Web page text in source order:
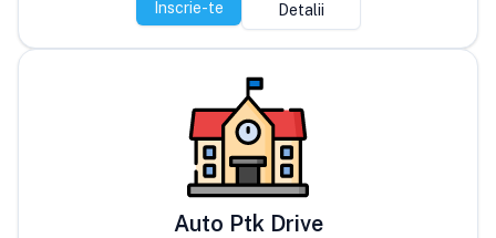
Înscrie-te Detalii
Auto Ptk Drive